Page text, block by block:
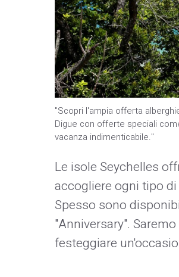
"Scopri l'ampia offerta
Digue con offerte speciali
vacanza indimenticabile."
Le isole Seychelles
accogliere ogni tipo
Spesso sono
"Anniversary".
festeggiare